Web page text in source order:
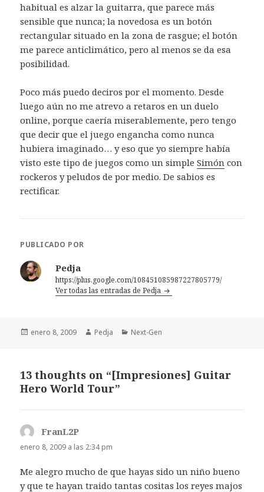
habitual es alzar la guitarra, que parece más
sensible que nunca; la novedosa es un botón
rectangular situado en la zona de rasgue; el botón
me parece anticlimático, pero al menos se da esa
posibilidad.
Poco más puedo deciros por el momento. Desde
luego aún no me atrevo a retaros en un duelo
online, porque caería miserablemente, pero tengo
que decir que el juego engancha como nunca
hubiera imaginado… y eso que yo siempre había
visto este tipo de juegos como un simpleSimón con
rockeros y peludos de por medio. De sabios es
rectificar.
PUBLICADO POR
Pedja
https://plus.google.com/108451085987227805779/
Ver todas las entradas de Pedja
Publicado
enero 8, 2009 Autor
Pedja Categorías
Next-Gen
13 thoughts on “[Impresiones] Guitar
Hero World Tour”
FranL2P
enero 8, 2009 a las 2:34 pm
Me alegro mucho de que hayas sido un niño bueno
y que te hayan traido tantas cositas los reyes majos